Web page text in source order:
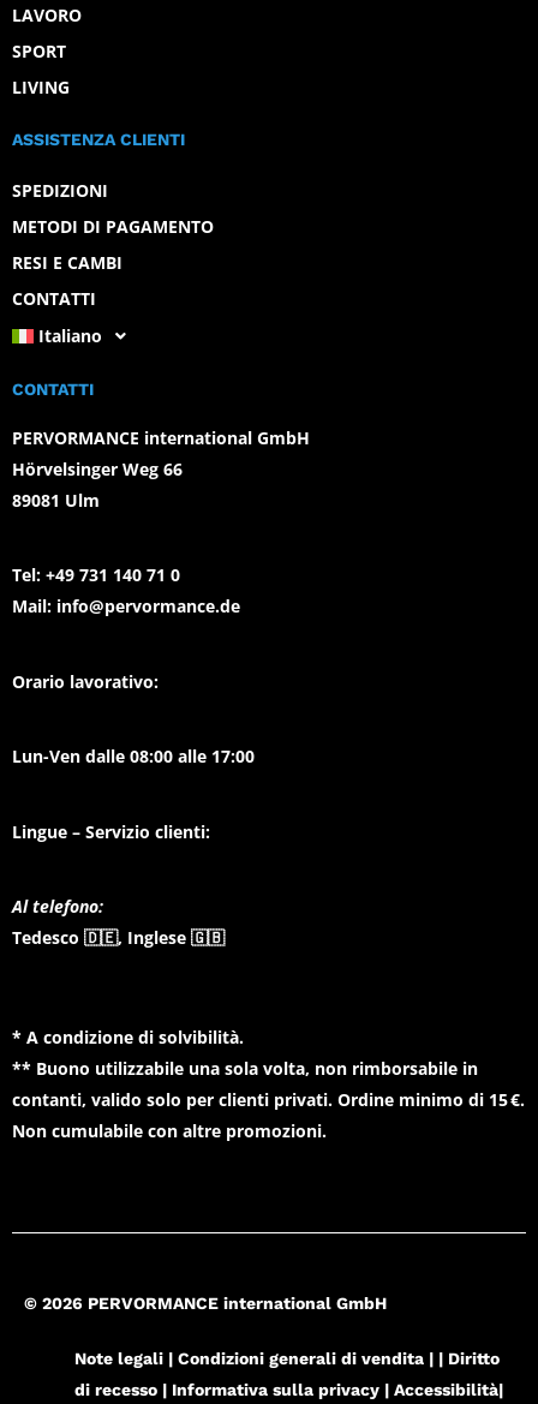
LAVORO
SPORT
LIVING
ASSISTENZA CLIENTI
SPEDIZIONI
METODI DI PAGAMENTO
RESI E CAMBI
CONTATTI
Italiano
CONTATTI
PERVORMANCE international GmbH
Hörvelsinger Weg 66
89081 Ulm
Tel: +49 731 140 71 0
Mail: info@pervormance.de
Orario lavorativo:
Lun-Ven dalle 08:00 alle 17:00
Lingue – Servizio clienti:
Al telefono:
Tedesco 🇩🇪, Inglese 🇬🇧
* A condizione di solvibilità.
** Buono utilizzabile una sola volta, non rimborsabile in
contanti, valido solo per clienti privati. Ordine minimo di 15 €.
Non cumulabile con altre promozioni.
© 2026 PERVORMANCE international GmbH
Note legali | Condizioni generali di vendita | | Diritto
di recesso | Informativa sulla privacy | Accessibilità|